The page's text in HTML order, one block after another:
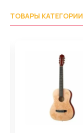
ТОВАРЫ КАТЕГОРИИ